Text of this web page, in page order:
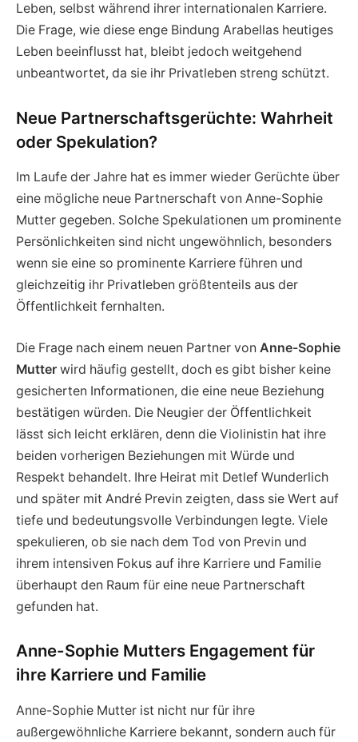
Leben, selbst während ihrer internationalen Karriere.
Die Frage, wie diese enge Bindung Arabellas heutiges
Leben beeinflusst hat, bleibt jedoch weitgehend
unbeantwortet, da sie ihr Privatleben streng schützt.
Neue Partnerschaftsgerüchte: Wahrheit
oder Spekulation?
Im Laufe der Jahre hat es immer wieder Gerüchte über
eine mögliche neue Partnerschaft von Anne-Sophie
Mutter gegeben. Solche Spekulationen um prominente
Persönlichkeiten sind nicht ungewöhnlich, besonders
wenn sie eine so prominente Karriere führen und
gleichzeitig ihr Privatleben größtenteils aus der
Öffentlichkeit fernhalten.
Die Frage nach einem neuen Partner von Anne-Sophie
Mutter wird häufig gestellt, doch es gibt bisher keine
gesicherten Informationen, die eine neue Beziehung
bestätigen würden. Die Neugier der Öffentlichkeit
lässt sich leicht erklären, denn die Violinistin hat ihre
beiden vorherigen Beziehungen mit Würde und
Respekt behandelt. Ihre Heirat mit Detlef Wunderlich
und später mit André Previn zeigten, dass sie Wert auf
tiefe und bedeutungsvolle Verbindungen legte. Viele
spekulieren, ob sie nach dem Tod von Previn und
ihrem intensiven Fokus auf ihre Karriere und Familie
überhaupt den Raum für eine neue Partnerschaft
gefunden hat.
Anne-Sophie Mutters Engagement für
ihre Karriere und Familie
Anne-Sophie Mutter ist nicht nur für ihre
außergewöhnliche Karriere bekannt, sondern auch für